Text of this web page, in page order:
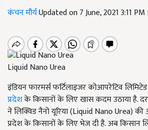
कंचन मौर्यUpdated on 7 June, 2021 3:11 PM
Liquid Nano Urea
इंडियन फारमर्स फर्टिलाइजर कोआपरेटिव
प्रदेशके किसानों के लिए खास कदम उठाया है.
ने लिक्विड नैनो यूरिया (Liquid Nano Urea)
प्रदेश के किसानों के लिए भेज दी है. अब किसान